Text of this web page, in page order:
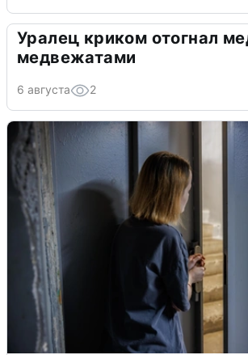
Уралец криком отогнал
медвежатами
6 августа 2